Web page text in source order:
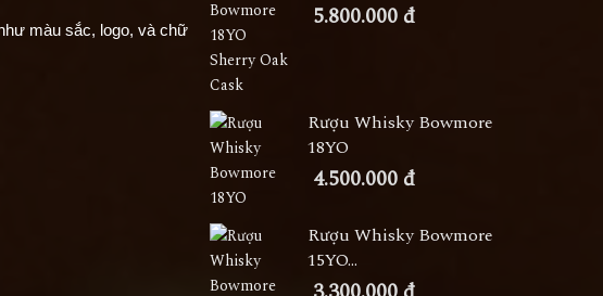
màu sắc, logo, và chữ
5.800.000 đ
Rượu Whisky Bowmore
18YO
4.500.000 đ
Rượu Whisky Bowmore
15YO...